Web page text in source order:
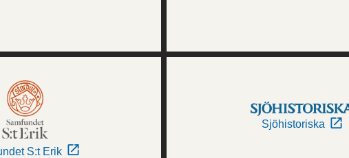
S:t Erik
Sjöhistoriska